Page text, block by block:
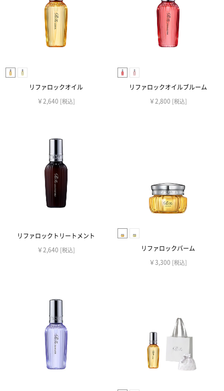
リファロックオイル
￥2,640 [税込]
リファロックオイルブルーム
￥2,800 [税込]
リファロックトリートメント
￥2,640 [税込] リファロックバーム
￥3,300 [税込]